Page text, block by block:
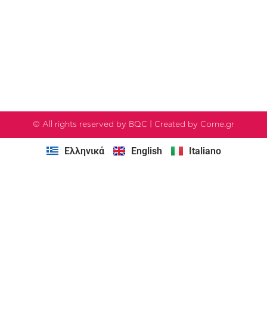
© All rights reserved by BQC | Created by Corne.gr
Ελληνικά English Italiano